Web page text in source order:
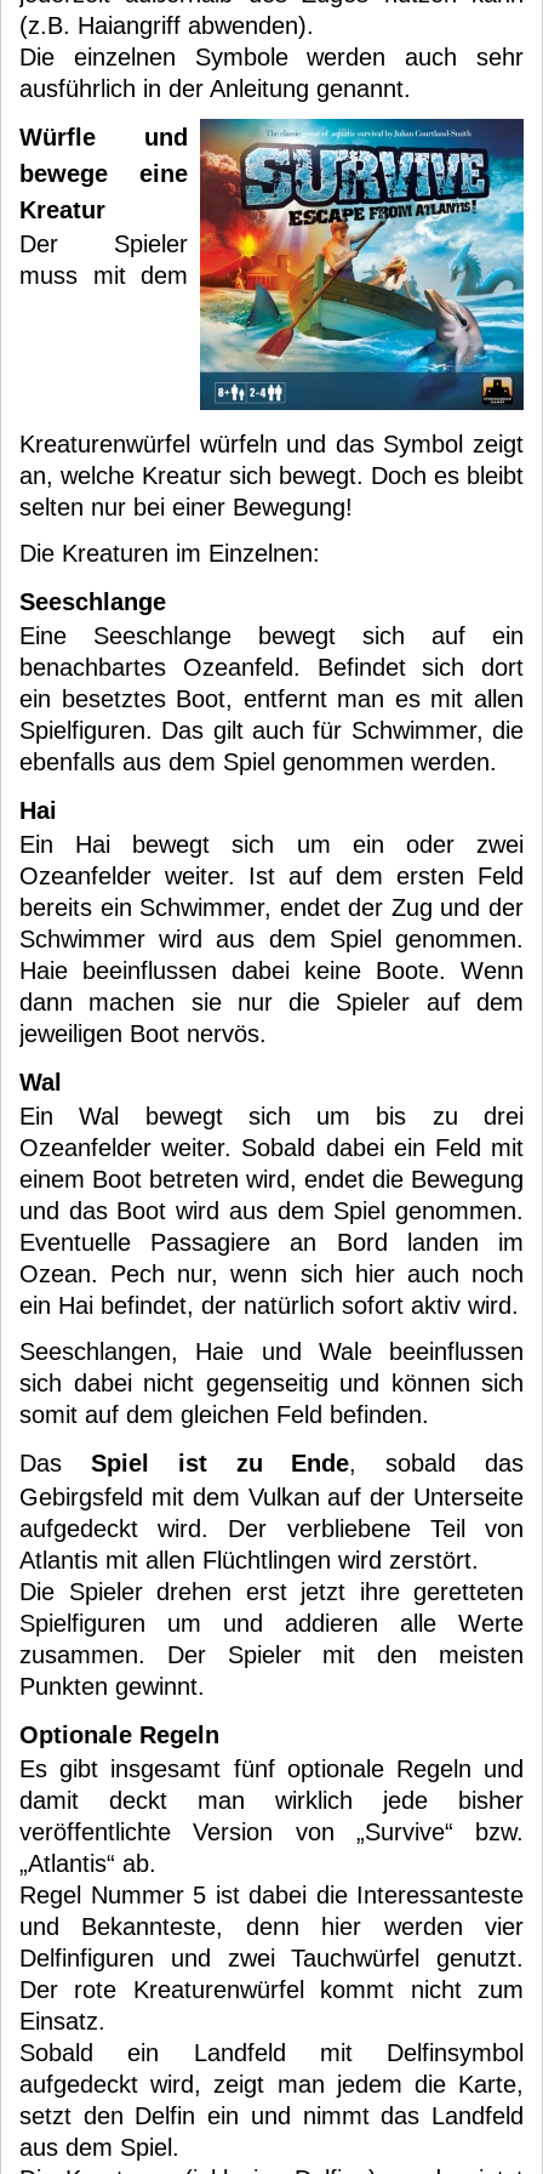
(z.B. Haiangriff abwenden).
Die einzelnen Symbole werden auch sehr
ausführlich in der Anleitung genannt.
Würfle und
bewege eine
Kreatur
Der Spieler
muss mit dem
Kreaturenwürfel würfeln und das Symbol zeigt
an, welche Kreatur sich bewegt. Doch es bleibt
selten nur bei einer Bewegung!
Die Kreaturen im Einzelnen:
Seeschlange
Eine Seeschlange bewegt sich auf ein
benachbartes Ozeanfeld. Befindet sich dort
ein besetztes Boot, entfernt man es mit allen
Spielfiguren. Das gilt auch für Schwimmer, die
ebenfalls aus dem Spiel genommen werden.
Hai
Ein Hai bewegt sich um ein oder zwei
Ozeanfelder weiter. Ist auf dem ersten Feld
bereits ein Schwimmer, endet der Zug und der
Schwimmer wird aus dem Spiel genommen.
Haie beeinflussen dabei keine Boote. Wenn
dann machen sie nur die Spieler auf dem
jeweiligen Boot nervös.
Wal
Ein Wal bewegt sich um bis zu drei
Ozeanfelder weiter. Sobald dabei ein Feld mit
einem Boot betreten wird, endet die Bewegung
und das Boot wird aus dem Spiel genommen.
Eventuelle Passagiere an Bord landen im
Ozean. Pech nur, wenn sich hier auch noch
ein Hai befindet, der natürlich sofort aktiv wird.
Seeschlangen, Haie und Wale beeinflussen
sich dabei nicht gegenseitig und können sich
somit auf dem gleichen Feld befinden.
Das Spiel ist zu Ende, sobald das
Gebirgsfeld mit dem Vulkan auf der Unterseite
aufgedeckt wird. Der verbliebene Teil von
Atlantis mit allen Flüchtlingen wird zerstört.
Die Spieler drehen erst jetzt ihre geretteten
Spielfiguren um und addieren alle Werte
zusammen. Der Spieler mit den meisten
Punkten gewinnt.
Optionale Regeln
Es gibt insgesamt fünf optionale Regeln und
damit deckt man wirklich jede bisher
veröffentlichte Version von „Survive“ bzw.
„Atlantis“ ab.
Regel Nummer 5 ist dabei die Interessanteste
und Bekannteste, denn hier werden vier
Delfinfiguren und zwei Tauchwürfel genutzt.
Der rote Kreaturenwürfel kommt nicht zum
Einsatz.
Sobald ein Landfeld mit Delfinsymbol
aufgedeckt wird, zeigt man jedem die Karte,
setzt den Delfin ein und nimmt das Landfeld
aus dem Spiel.